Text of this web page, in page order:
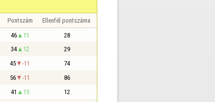
Pontszám Ellenfél pontszáma
46 11 28
34 12 29
45 -11 74
56 -11 86
41 15 12